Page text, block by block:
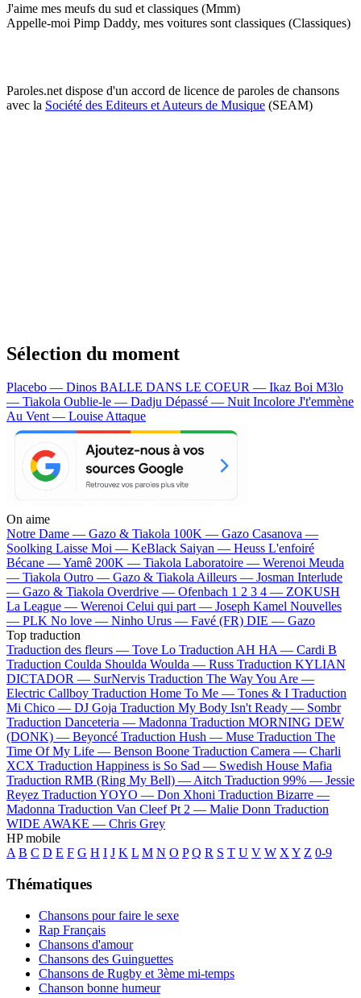
J'aime mes meufs du sud et classiques (Mmm)
Appelle-moi Pimp Daddy, mes voitures sont classiques (Classiques)
Paroles.net dispose d'un accord de licence de paroles de chansons
avec la Société des Editeurs et Auteurs de Musique (SEAM)
Sélection du moment
Placebo — Dinos BALLE DANS LE COEUR — Ikaz Boi M3lo
— Tiakola Oublie-le — Dadju Dépassé — Nuit Incolore J't'emmène
Au Vent — Louise Attaque
On aime
Notre Dame — Gazo & Tiakola 100K — Gazo Casanova —
Soolking Laisse Moi — KeBlack Saiyan — Heuss L'enfoiré
Bécane —Yamê 200K — Tiakola Laboratoire — Werenoi Meuda
— Tiakola Outro — Gazo & TiakolaAilleurs — Josman Interlude
— Gazo & Tiakola Overdrive — Ofenbach 1 2 3 4 — ZOKUSH
La League — Werenoi Celui qui part — Joseph Kamel Nouvelles
— PLK No love — Ninho Urus — Favé (FR) DIE — Gazo
Top traduction
Traduction des fleurs — Tove Lo Traduction AH HA — Cardi B
Traduction Coulda Shoulda Woulda — Russ Traduction KYLIAN
DICTADOR — SurNervis Traduction The Way You Are —
Electric Callboy Traduction Home To Me — Tones & I Traduction
Mi Chico — DJ Goja Traduction My Body Isn't Ready — Sombr
Traduction Danceteria — Madonna Traduction MORNING DEW
(DONK) — Beyoncé Traduction Hush — Muse Traduction The
Time Of My Life — Benson Boone Traduction Camera — Charli
XCX Traduction Happiness is So Sad — Swedish House Mafia
Traduction RMB (Ring My Bell) —Aitch Traduction 99% — Jessie
Reyez Traduction YOYO — Don Xhoni Traduction Bizarre —
Madonna Traduction Van Cleef Pt 2 — Malie Donn Traduction
WIDE AWAKE — Chris Grey
HP mobile
A B C D E F G H I J K L M N O P Q R S T U V W XY Z 0-9
Thématiques
Chansons pour faire le sexe
Rap Français
Chansons d'amour
Chansons des Guinguettes
Chansons de Rugby et 3ème mi-temps
Chanson bonne humeur